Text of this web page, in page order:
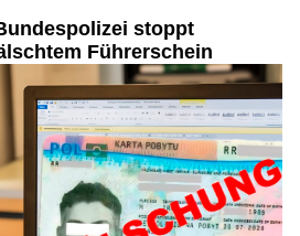
stoppt
Führerschein